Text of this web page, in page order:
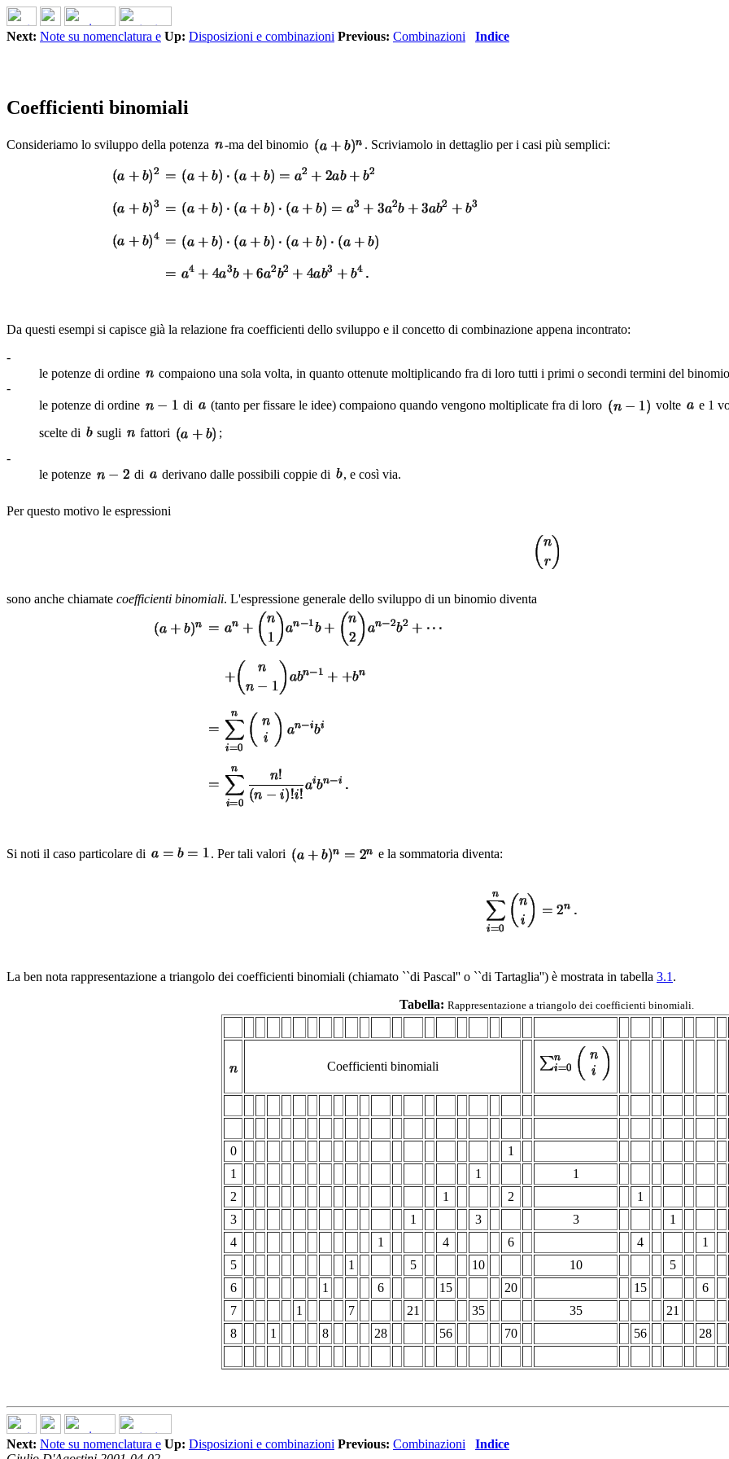
Next: Note su nomenclatura e Up: Disposizioni e combinazioni Previous: Combinazioni Indice
Coefficienti binomiali
Consideriamo lo sviluppo della potenza -ma del binomio . Scriviamolo in dettaglio per i casi più semplici:
Da questi esempi si capisce già la relazione fra coefficienti dello sviluppo e il concetto di combinazione appena incontrato:
-
le potenze di ordine
compaiono una sola volta, in quanto ottenute moltiplicando fra di loro tutti i primi o secondi termini del
-
le potenze di ordine
di (tanto per fissare le idee) compaiono quando vengono moltiplicate fra di loro volte e 1
scelte di
sugli fattori
;
-
le potenze
di derivano dalle possibili coppie di , e così via.
Per questo motivo le espressioni
sono anche chiamate coefficienti binomiali. L'espressione generale dello sviluppo di un binomio diventa
Si noti il caso particolare di . Per tali valori e la sommatoria diventa:
La ben nota rappresentazione a triangolo dei coefficienti binomiali (chiamato ``di Pascal'' o ``di Tartaglia'') è mostrata in tabella 3.1 .
Tabella: Rappresentazione a triangolo dei coefficienti binomiali.
Coefficienti binomiali
0 1
1
1 1
2
1 2 1
3
1 3 3 1
4
1 4 6 4 1
5
1 5 10 10 5
6
1 6 15 20 15 6
7
1 7 21 35 35 21
8
1 8 28 56 70 56 28
Next: Note su nomenclatura e Up: Disposizioni e combinazioni Previous: Combinazioni
Indice